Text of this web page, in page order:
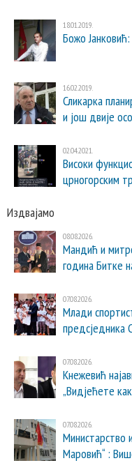
18.01.2019.
Божо
16.02.2019.
Сликарка
и још двије
02.04.2021.
Високи
црногорским
Издвајамо
08.08.2026.
Мандић и
година Битке
07.08.2026.
Млади
предсједника
07.08.2026.
Кнежевић
„Видјећете
07.08.2026.
Маровић“ :